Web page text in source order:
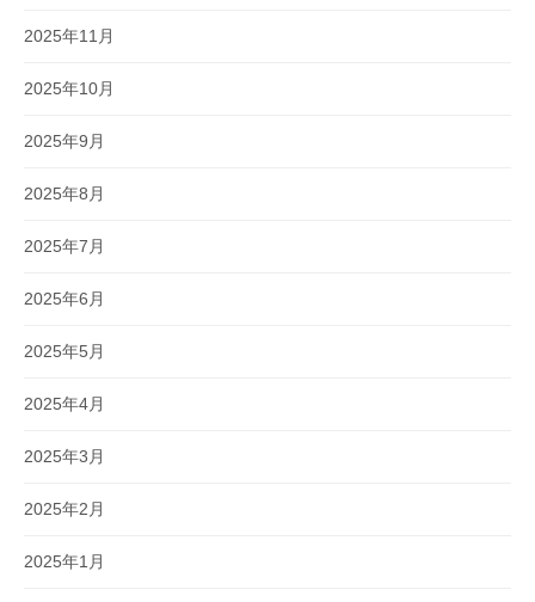
2025年11月
2025年10月
2025年9月
2025年8月
2025年7月
2025年6月
2025年5月
2025年4月
2025年3月
2025年2月
2025年1月